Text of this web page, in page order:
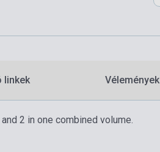
linkek Vélemények
2 in one combined volume.